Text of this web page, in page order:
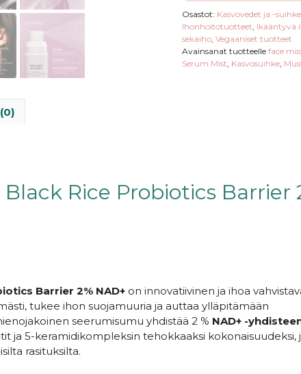
Osastot: Kasvovedet ja -
Ihonhoitotuotteet, Ikääntyvä
sekaiho, Vegaaniset tuotteet
Avainsanat tuotteelle face
Serum Mist, Kasvosuihke,
Rice Probiotics Barrier
Barrier 2% NAD+ on innovatiivinen ja ihoa
tukee ihon suojamuuria ja auttaa ylläpitämään
seerumisumu yhdistää 2 % NAD+ -
ja 5-keramidikompleksin tehokkaaksi kokonaisuudeksi,
rasituksilta.